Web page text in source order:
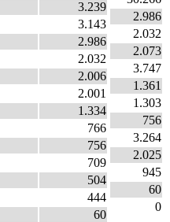
3.239
3.143
2.986
2.032
2.006
2.001
1.334
766
756
709
504
444
60
2.986
2.032
2.073
3.747
1.361
1.303
756
3.264
2.025
945
60
0